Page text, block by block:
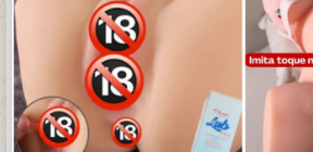
Sessão da noite